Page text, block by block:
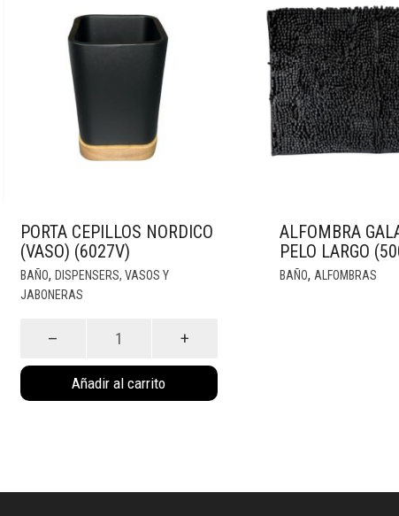
PORTA CEPILLOS NORDICO
(VASO) (6027V)
BAÑO, DISPENSERS, VASOS Y
JABONERAS
Nordico
(6027V)
Añadir al carrito
ALFOMBRA
PELO LARGO
BAÑO, ALFOMBRAS